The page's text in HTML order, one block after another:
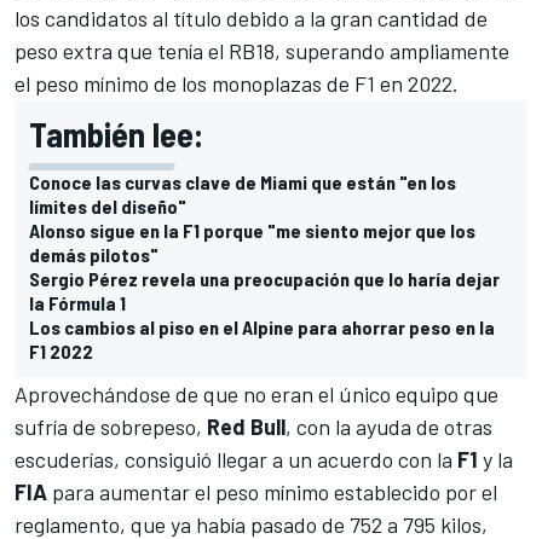
los candidatos al título debido a la gran cantidad de
peso extra que tenía el RB18, superando ampliamente
el peso mínimo de los monoplazas de F1 en 2022.
También lee:
Conoce las curvas clave de Miami que están "en los
límites del diseño"
Alonso sigue en la F1 porque "me siento mejor que los
demás pilotos"
Sergio Pérez revela una preocupación que lo haría dejar
la Fórmula 1
Los cambios al piso en el Alpine para ahorrar peso en la
F1 2022
Aprovechándose de que no eran el único equipo que
sufría de sobrepeso, Red Bull, con la ayuda de otras
escuderías, consiguió llegar a un acuerdo con la F1 y la
FIA para aumentar el peso mínimo establecido por el
reglamento, que ya había pasado de 752 a 795 kilos,